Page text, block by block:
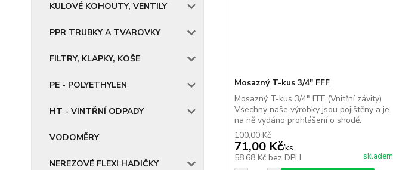
KULOVÉ KOHOUTY, VENTILY
PPR TRUBKY A TVAROVKY
FILTRY, KLAPKY, KOŠE
PE - POLYETHYLEN
HT - VINTŘNÍ ODPADY
VODOMĚRY
NEREZOVÉ FLEXI HADIČKY
Mosazný T-kus 3/4" FFF
Mosazný T-kus 3/4" FFF (Vnitřní závity)
Všechny naše výrobky jsou pojištěny a je
na ně vydáno prohlášení o shodě.
100,00 Kč
71,00 Kč/ks
58,68 Kč bez DPH skladem